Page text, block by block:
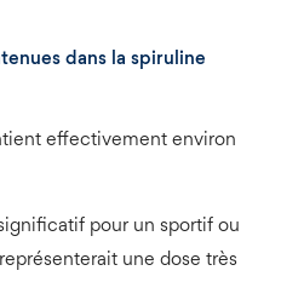
dans la spiruline
effectivement environ
pour un sportif ou
une dose très